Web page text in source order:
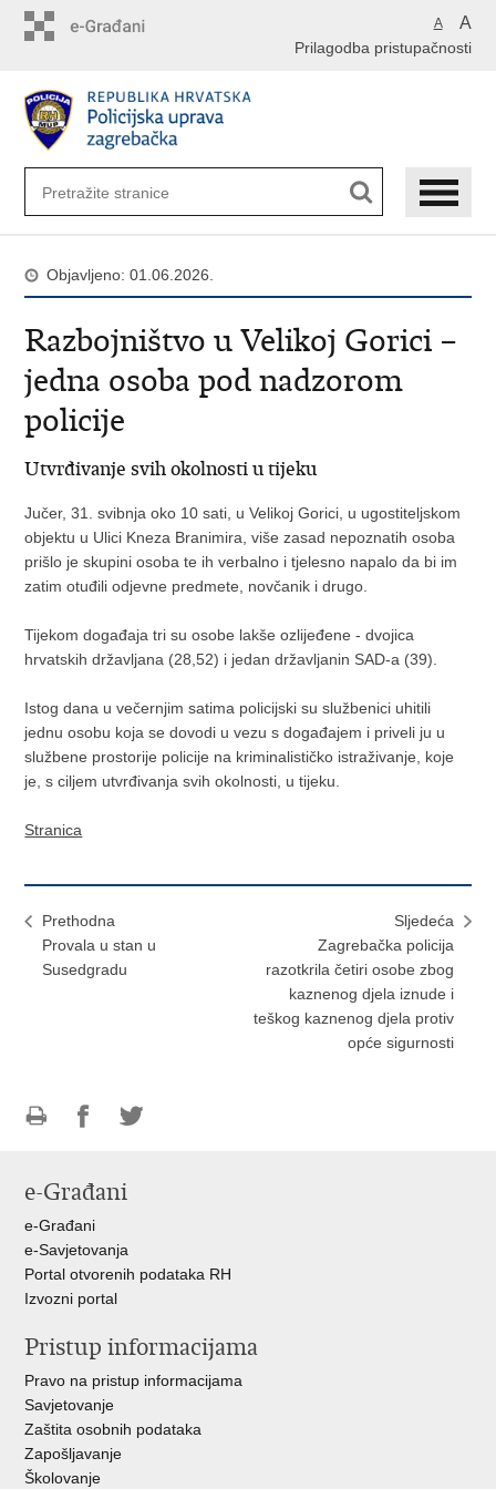
A A
Prilagodba pristupačnosti
Objavljeno: 01.06.2026.
Razbojništvo u Velikoj Gorici –
jedna osoba pod nadzorom
policije
Utvrđivanje svih okolnosti u tijeku
Jučer, 31. svibnja oko 10 sati, u Velikoj Gorici, u ugostiteljskom
objektu u Ulici Kneza Branimira, više zasad nepoznatih osoba
prišlo je skupini osoba te ih verbalno i tjelesno napalo da bi im
zatim otuđili odjevne predmete, novčanik i drugo.
Tijekom događaja tri su osobe lakše ozlijeđene - dvojica
hrvatskih državljana (28,52) i jedan državljanin SAD-a (39).
Istog dana u večernjim satima policijski su službenici uhitili
jednu osobu koja se dovodi u vezu s događajem i priveli ju u
službene prostorije policije na kriminalističko istraživanje, koje
je, s ciljem utvrđivanja svih okolnosti, u tijeku.
Stranica
Prethodna
Provala u stan u
Susedgradu
Sljedeća
Zagrebačka policija
razotkrila četiri osobe zbog
kaznenog djela iznude i
teškog kaznenog djela protiv
opće sigurnosti
FacebookuTwitteru
e-Građani
e-Građani
e-Savjetovanja
Portal otvorenih podataka RH
Izvozni portal
Pristup informacijama
Pravo na pristup informacijama
Savjetovanje
Zaštita osobnih podataka
Zapošljavanje
Školovanje